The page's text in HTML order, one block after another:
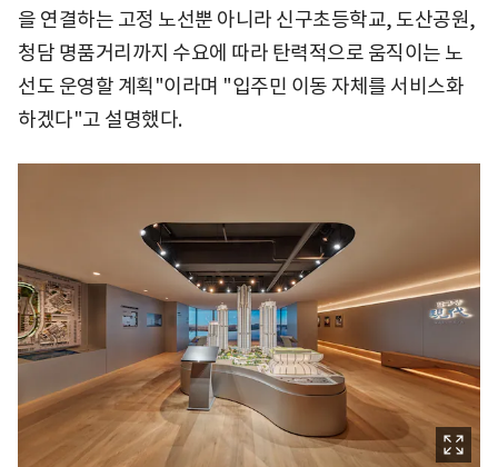
을 연결하는 고정 노선뿐 아니라 신구초등학교, 도산공원,
청담 명품거리까지 수요에 따라 탄력적으로 움직이는 노
선도 운영할 계획"이라며 "입주민 이동 자체를 서비스화
하겠다"고 설명했다.